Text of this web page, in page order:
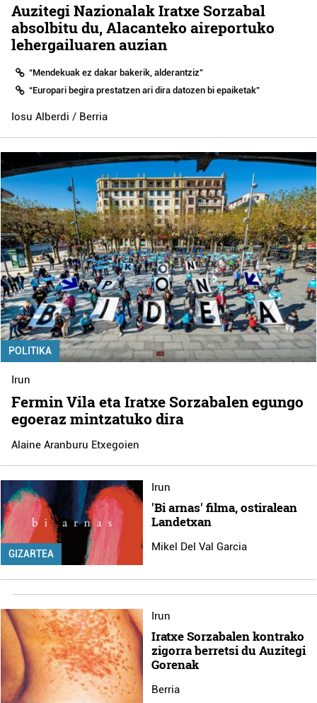
Auzitegi Nazionalak Iratxe Sorzabal
absolbitu du, Alacanteko aireportuko
lehergailuaren auzian
“Mendekuak ez dakar bakerik, alderantziz”
“Europari begira prestatzen ari dira datozen bi epaiketak”
Iosu Alberdi / Berria
POLITIKA
Irun
Fermin Vila eta Iratxe Sorzabalen egungo
egoeraz mintzatuko dira
Alaine Aranburu Etxegoien
GIZARTEA
Irun
'Bi arnas' filma, ostiralean
Landetxan
Mikel Del Val Garcia
Irun
Iratxe Sorzabalen kontrako
zigorra berretsi du Auzitegi
Gorenak
Berria